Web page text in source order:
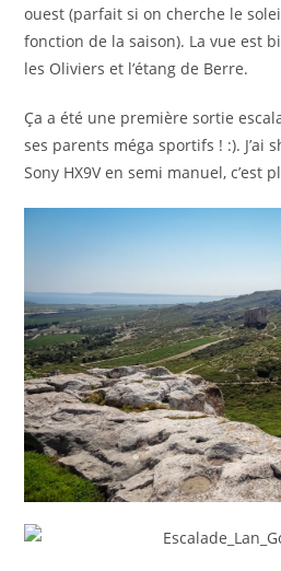
ouest (parfait si on cherche le
fonction de la saison). La vue est
les Oliviers et l’étang de Berre.
Ça a été une première sortie
ses parents méga sportifs ! :). J’ai
Sony HX9V en semi manuel, c’est